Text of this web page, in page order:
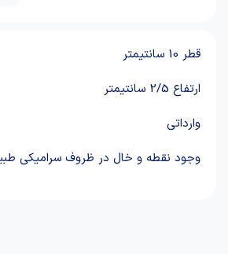
قطر 10 سانتیمتر
ارتفاع 2/5 سانتیمتر
وارداتی
وجود نقطه و خال در ظروف سرامیکی